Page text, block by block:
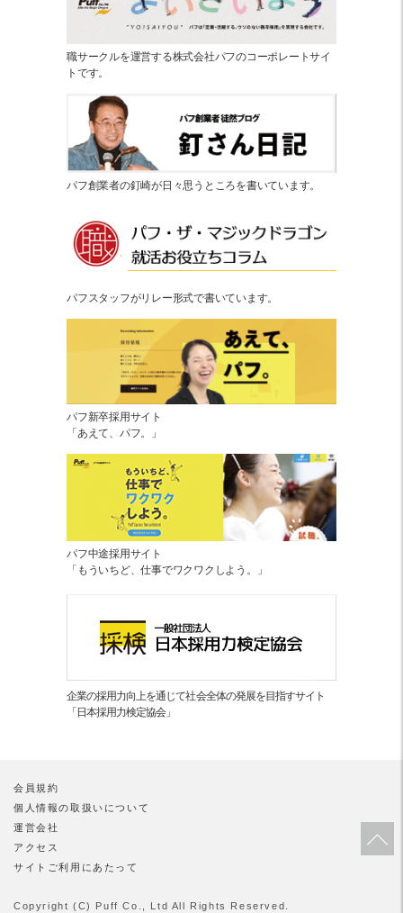
職サークルを運営する株式会社パフのコーポレートサイ
トです。
パフ創業者の釘崎が日々思うところを書いています。
パフスタッフがリレー形式で書いています。
パフ新卒採用サイト
「あえて、パフ。」
パフ中途採用サイト
「もういちど、仕事でワクワクしよう。」
企業の採用力向上を通じて社会全体の発展を目指すサイト
「日本採用力検定協会」
会員規約
個人情報の取扱いについて
運営会社
アクセス
サイトご利用にあたって
Copyright (C) Puff Co., Ltd All Rights Reserved.